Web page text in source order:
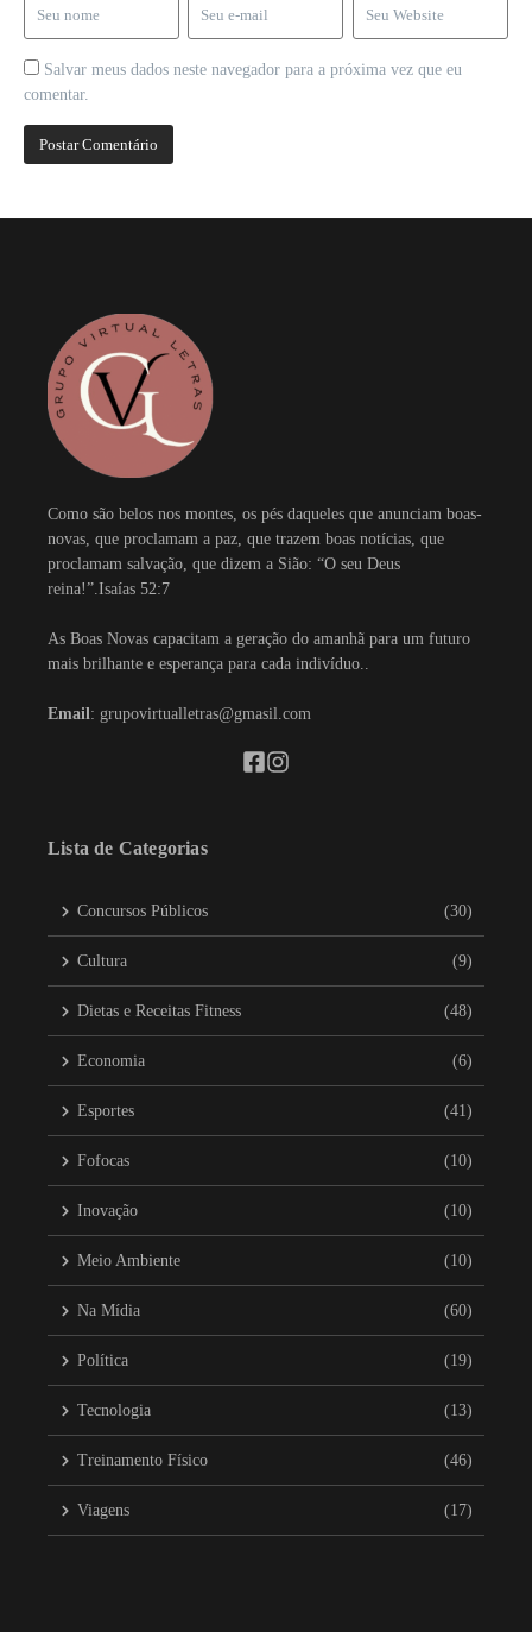
Salvar meus dados neste navegador para a próxima vez que eu
comentar.
Como são belos nos montes, os pés daqueles que anunciam boas-
novas, que proclamam a paz, que trazem boas notícias, que
proclamam salvação, que dizem a Sião: “O seu Deus
reina!”.Isaías 52:7
As Boas Novas capacitam a geração do amanhã para um futuro
mais brilhante e esperança para cada indivíduo..
Email: grupovirtualletras@gmasil.com
Lista de Categorias
Concursos Públicos (30)
Cultura (9)
Dietas e Receitas Fitness (48)
Economia (6)
Esportes (41)
Fofocas (10)
Inovação (10)
Meio Ambiente (10)
Na Mídia (60)
Política (19)
Tecnologia (13)
Treinamento Físico (46)
Viagens (17)